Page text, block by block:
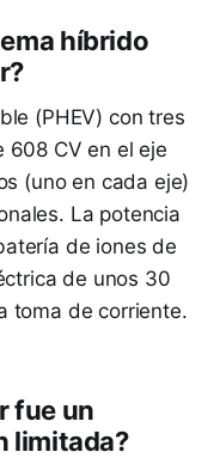
híbrido
(PHEV) con tres
608 CV en el eje
(uno en cada eje)
La potencia
de iones de
de unos 30
toma de corriente.
fue un
limitada?